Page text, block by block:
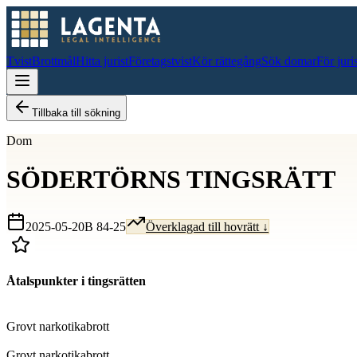
TvistBrottmålHitta juristFöretagstvistKör rättegångSök domarFör
Tillbaka till sökning
Dom
SÖDERTÖRNS TINGSRÄTT
2025-05-20B 84-25 Överklagad till hovrätt ↓
Åtalspunkter i tingsrätten
Grovt narkotikabrott